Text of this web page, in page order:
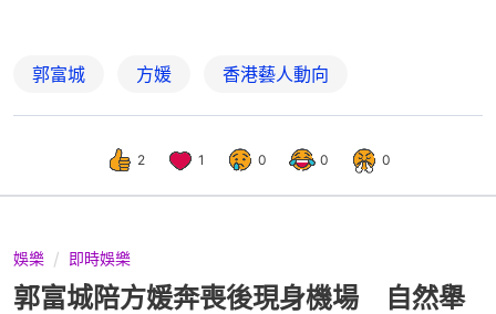
郭富城 方媛 香港藝人動向
2 1 0 0 0
娛樂 即時娛樂
郭富城陪方媛奔喪後現身機場 自然舉